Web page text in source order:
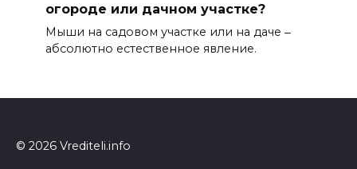
огороде или дачном участке?
Мыши на садовом участке или на даче ‒
абсолютно естественное явление.
© 2026 Vrediteli.info